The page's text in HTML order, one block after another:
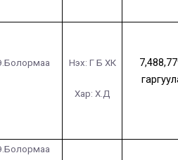
Нэх: Г Б ХК
Хар: Х.Д